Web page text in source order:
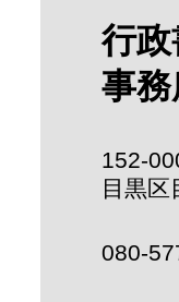
行
事
152-
目黒区
080-